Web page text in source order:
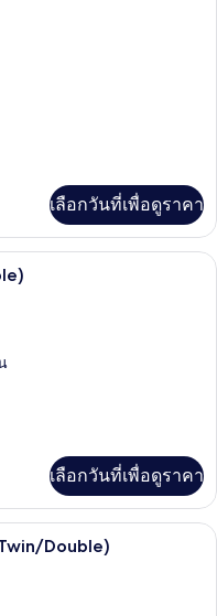
เลือกวันที่เพื่อดูราคา
าร์, ตู้นิรภัยในห้องพัก, โต๊ะทำงาน,
เลือกวันที่เพื่อดูราคา
าร์, ตู้นิรภัยในห้องพัก, โต๊ะทำงาน,
Double)